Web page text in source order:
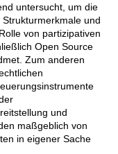
untersucht, um die
und
von partizipativen
Open Source
Zum anderen
und
maßgeblich von
in eigener Sache